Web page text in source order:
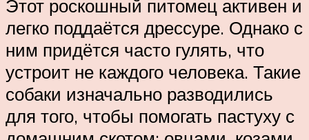
Этот роскошный питомец активен и
легко поддаётся дрессуре. Однако с
ним придётся часто гулять, что
устроит не каждого человека. Такие
собаки изначально разводились
для того, чтобы помогать пастуху с